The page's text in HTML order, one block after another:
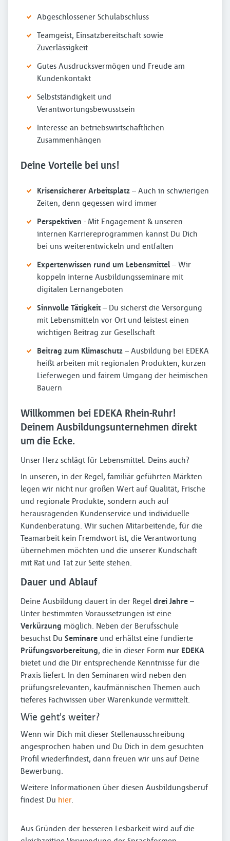
Abgeschlossener Schulabschluss
Teamgeist, Einsatzbereitschaft sowie
Zuverlässigkeit
Gutes Ausdrucksvermögen und Freude am
Kundenkontakt
Selbstständigkeit und
Verantwortungsbewusstsein
Interesse an betriebswirtschaftlichen
Zusammenhängen
Deine Vorteile bei uns!
Krisensicherer Arbeitsplatz – Auch in schwierigen
Zeiten, denn gegessen wird immer
Perspektiven - Mit Engagement & unseren
internen Karriereprogrammen kannst Du Dich
bei uns weiterentwickeln und entfalten
Expertenwissen rund um Lebensmittel – Wir
koppeln interne Ausbildungsseminare mit
digitalen Lernangeboten
Sinnvolle Tätigkeit – Du sicherst die Versorgung
mit Lebensmitteln vor Ort und leistest einen
wichtigen Beitrag zur Gesellschaft
Beitrag zum Klimaschutz – Ausbildung bei EDEKA
heißt arbeiten mit regionalen Produkten, kurzen
Lieferwegen und fairem Umgang der heimischen
Bauern
Willkommen bei EDEKA Rhein-Ruhr!
Deinem Ausbildungsunternehmen direkt
um die Ecke.
Unser Herz schlägt für Lebensmittel. Deins auch?
In unseren, in der Regel, familiär geführten Märkten
legen wir nicht nur großen Wert auf Qualität, Frische
und regionale Produkte, sondern auch auf
herausragenden Kundenservice und individuelle
Kundenberatung. Wir suchen Mitarbeitende, für die
Teamarbeit kein Fremdwort ist, die Verantwortung
übernehmen möchten und die unserer Kundschaft
mit Rat und Tat zur Seite stehen.
Dauer und Ablauf
Deine Ausbildung dauert in der Regel drei Jahre –
Unter bestimmten Voraussetzungen ist eine
Verkürzung möglich. Neben der Berufsschule
besuchst Du Seminare und erhältst eine fundierte
Prüfungsvorbereitung, die in dieser Form nur EDEKA
bietet und die Dir entsprechende Kenntnisse für die
Praxis liefert. In den Seminaren wird neben den
prüfungsrelevanten, kaufmännischen Themen auch
tieferes Fachwissen über Warenkunde vermittelt.
Wie geht's weiter?
Wenn wir Dich mit dieser Stellenausschreibung
angesprochen haben und Du Dich in dem gesuchten
Profil wiederfindest, dann freuen wir uns auf Deine
Bewerbung.
Weitere Informationen über diesen Ausbildungsberuf
findest Du hier.
Aus Gründen der besseren Lesbarkeit wird auf die